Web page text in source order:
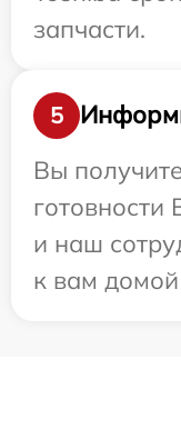
запчасти.
5
Вы
готовности
и наш
к вам